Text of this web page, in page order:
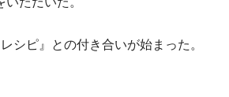
シピ』との付き合いが始まった。